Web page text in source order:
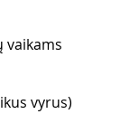
vaikams
vyrus)